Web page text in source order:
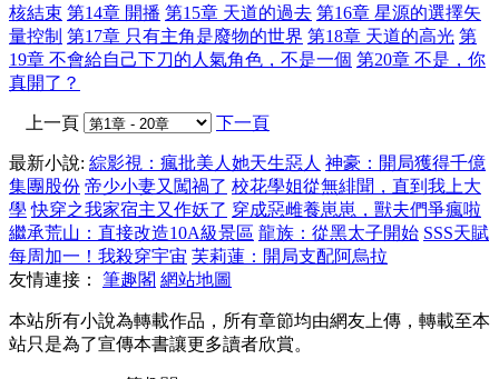
核結束 第14章 開播 第15章 天道的過去 第16章 星源的選擇矢
量控制 第17章 只有主角是廢物的世界 第18章 天道的高光 第
19章 不會給自己下刀的人氣角色，不是一個 第20章 不是，你
真開了？
上一頁 下一頁
最新小說: 綜影視：瘋批美人她天生惡人 神豪：開局獲得千億
集團股份 帝少小妻又闖禍了 校花學姐從無緋聞，直到我上大
學 快穿之我家宿主又作妖了 穿成惡雌養崽崽，獸夫們爭瘋啦
繼承荒山：直接改造10A級景區 龍族：從黑太子開始 SSS天賦
每周加一！我殺穿宇宙 芙莉蓮：開局支配阿烏拉
友情連接： 筆趣閣 網站地圖
本站所有小說為轉載作品，所有章節均由網友上傳，轉載至本
站只是為了宣傳本書讓更多讀者欣賞。